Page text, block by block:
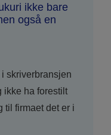
ikke bare
også en
skriverbransjen
ikke ha forestilt
til firmaet det er i